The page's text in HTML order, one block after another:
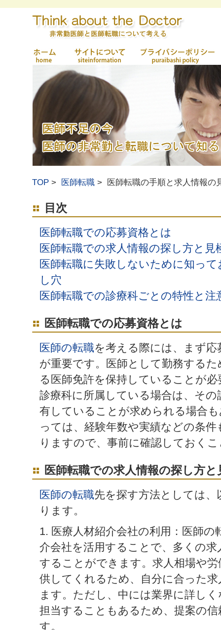
TOP 医師転職 医師転職の手順と求人情報の
目次
医師転職での応募資格とは
医師転職での求人情報の探し方と見
医師転職に失敗しないために知っ
し穴
医師転職での診療科ごとの特性と注
医師転職での応募資格とは
医師の転職を考える際には、まず
が重要です。医師として勤務する
る医師免許を保持していることが
診療科に所属している場合は、その
有していることが求められる場合
っては、経験年数や実績などの条
りますので、事前に確認しておく
医師転職での求人情報の探し方と
医師の転職先を探す方法としては
ります。
1. 医療人材紹介会社の利用：医師の
介会社を活用することで、多くの
することができます。求人相場や
供してくれるため、自分に合った
ます。ただし、中には業界に詳し
担当することもあるため、提案の
す。